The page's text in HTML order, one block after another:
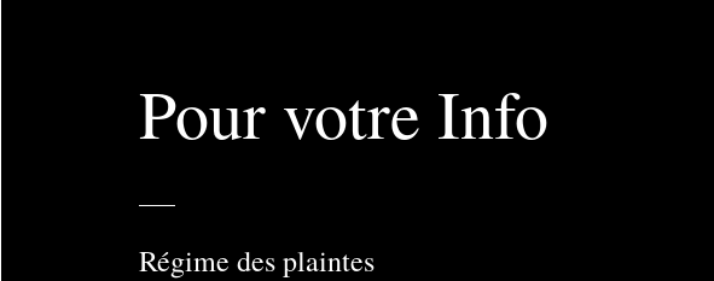
Pour votre Info
Régime des plaintes